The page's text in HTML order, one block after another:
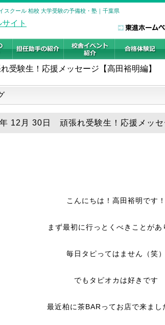
スクール 柏校 大学受験の予備校・塾｜千葉県
受験生！応援メッセージ【高田裕明編】
12月 30日 頑張れ受験生！応援メッセ
こんにちは！高田裕明です！
まず最初に行っとくべきことがあ
毎日タピってはません（笑）
でもタピオカは好きです
最近柏に茶BARってお店で来まし